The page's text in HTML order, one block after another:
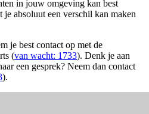
in jouw omgeving kan best
je absoluut een verschil kan maken
je best contact op met de
(van wacht: 1733). Denk je aan
een gesprek? Neem dan contact
).